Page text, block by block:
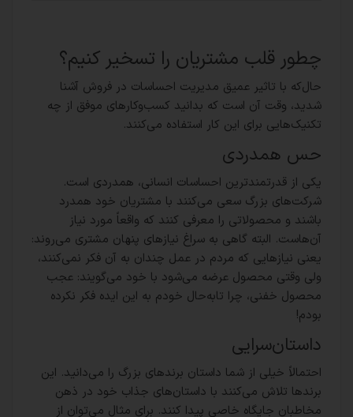
چطور قلب مشتریان را تسخیر کنیم؟
حال‌که با تاثیر عمیق مدیریت احساسات در فروش آشنا
شدید، وقت آن است که بدانید کسب‌وکارهای موفق از چه
تکنیک‌هایی برای این کار استفاده می‌کنند.
حس همدردی
یکی از قدرتمندترین احساسات انسانی، همدردی است.
شرکت‌های بزرگ سعی می‌کنند با مشتریان خود همدرد
باشند و محصولاتی را معرفی کنند که واقعاً مورد نیاز
آن‌هاست. البته گاهی به سراغ نیازهای پنهان مشتری می‌روند:
یعنی نیازهایی که مردم در عمل چندان به آن فکر نمی‌کنند،
ولی وقتی محصول عرضه می‌شود با خود می‌گویند: عجب
محصول خفنی، چرا تابه‌حال خودم به این ایده فکر نکرده
بودم!
داستان‌سرایی
احتمالاً خیلی از شما داستان برندهای بزرگ را می‌دانید. این
برندها تلاش می‌کنند با داستان‌های جذاب خود در ذهن
مخاطبان جایگاه خاصی پیدا کنند. برای مثال می‌توان از